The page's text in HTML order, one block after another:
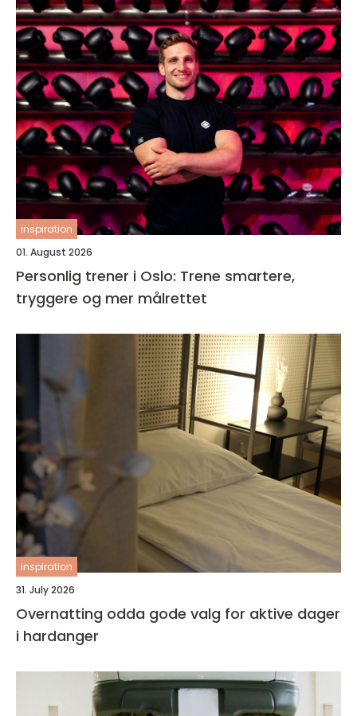
inspiration
01. August 2026
Personlig trener i Oslo: Trene smartere,
tryggere og mer målrettet
inspiration
31. July 2026
Overnatting odda gode valg for aktive dager
i hardanger